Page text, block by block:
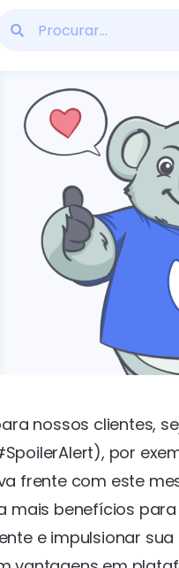
nossos clientes,
por
frente com este
mais benefícios para
e impulsionar sua